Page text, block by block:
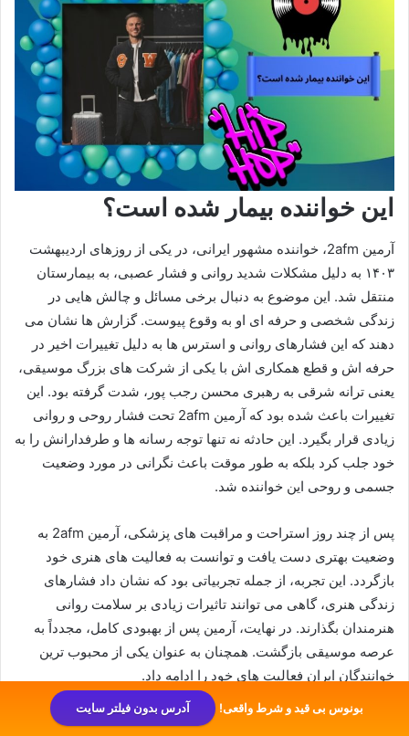
این خواننده بیمار شده است؟
آرمین 2afm، خواننده مشهور ایرانی، در یکی از روزهای اردیبهشت
۱۴۰۳ به‌ دلیل مشکلات شدید روانی و فشار عصبی، به بیمارستان
منتقل شد. این موضوع به‌ دنبال برخی مسائل و چالش‌ هایی در
زندگی شخصی و حرفه‌ ای او به وقوع پیوست. گزارش‌ ها نشان می‌
دهند که این فشارهای روانی و استرس‌ ها به دلیل تغییرات اخیر در
حرفه‌ اش و قطع همکاری‌ اش با یکی از شرکت‌ های بزرگ موسیقی،
یعنی ترانه شرقی به رهبری محسن رجب‌ پور، شدت گرفته بود. این
تغییرات باعث شده بود که آرمین 2afm تحت فشار روحی و روانی
زیادی قرار بگیرد. این حادثه نه تنها توجه رسانه‌ ها و طرفدارانش را به
خود جلب کرد بلکه به‌ طور موقت باعث نگرانی در مورد وضعیت
جسمی و روحی این خواننده شد.
پس از چند روز استراحت و مراقبت‌ های پزشکی، آرمین 2afm به
وضعیت بهتری دست یافت و توانست به فعالیت‌ های هنری خود
بازگردد. این تجربه، از جمله تجربیاتی بود که نشان داد فشارهای
زندگی هنری، گاهی می‌ توانند تاثیرات زیادی بر سلامت روانی
هنرمندان بگذارند. در نهایت، آرمین پس از بهبودی کامل، مجدداً به
عرصه موسیقی بازگشت. همچنان به‌ عنوان یکی از محبوب‌ ترین
خوانندگان ایران فعالیت‌ های خود را ادامه داد.
ماجرای رفتن آرمین به دادگاه چه بود؟
بونوس بی قید و شرط واقعی! آدرس بدون فیلتر سایت